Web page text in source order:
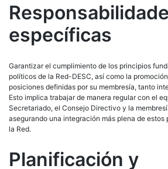
específicas
Garantizar el cumplimiento de los principios
políticos de la Red-DESC, así como la
posiciones definidas por su membresía, tanto
Esto implica trabajar de manera regular con el
Secretariado, el Consejo Directivo y la
asegurando una integración más plena de estos
la Red.
Planificación y